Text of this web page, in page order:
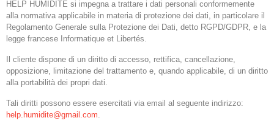
HELP HUMIDITÉ si impegna a trattare i dati personali conformemente
alla normativa applicabile in materia di protezione dei dati, in particolare il
Regolamento Generale sulla Protezione dei Dati, detto RGPD/GDPR, e la
legge francese Informatique et Libertés.
Il cliente dispone di un diritto di accesso, rettifica, cancellazione,
opposizione, limitazione del trattamento e, quando applicabile, di un diritto
alla portabilità dei propri dati.
Tali diritti possono essere esercitati via email al seguente indirizzo:
help.humidite@gmail.com.